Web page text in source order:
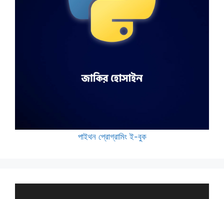
পাইথন প্রোগ্রামিং ই-বুক